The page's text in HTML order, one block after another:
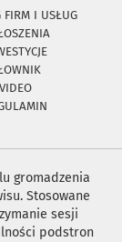
FIRM I USŁUG
VIDEO
gromadzenia
Stosowane
sesji
podstron